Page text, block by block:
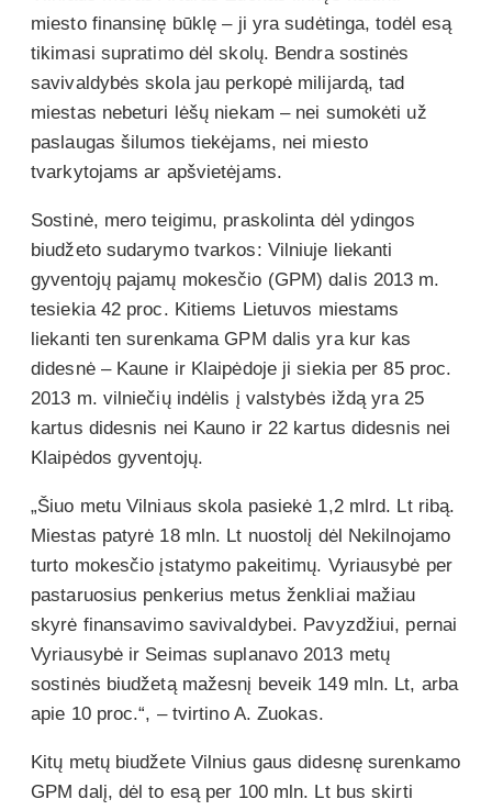
miesto finansinę būklę – ji yra sudėtinga, todėl esą
tikimasi supratimo dėl skolų. Bendra sostinės
savivaldybės skola jau perkopė milijardą, tad
miestas nebeturi lėšų niekam – nei sumokėti už
paslaugas šilumos tiekėjams, nei miesto
tvarkytojams ar apšvietėjams.
Sostinė, mero teigimu, praskolinta dėl ydingos
biudžeto sudarymo tvarkos: Vilniuje liekanti
gyventojų pajamų mokesčio (GPM) dalis 2013 m.
tesiekia 42 proc. Kitiems Lietuvos miestams
liekanti ten surenkama GPM dalis yra kur kas
didesnė – Kaune ir Klaipėdoje ji siekia per 85 proc.
2013 m. vilniečių indėlis į valstybės iždą yra 25
kartus didesnis nei Kauno ir 22 kartus didesnis nei
Klaipėdos gyventojų.
„Šiuo metu Vilniaus skola pasiekė 1,2 mlrd. Lt ribą.
Miestas patyrė 18 mln. Lt nuostolį dėl Nekilnojamo
turto mokesčio įstatymo pakeitimų. Vyriausybė per
pastaruosius penkerius metus ženkliai mažiau
skyrė finansavimo savivaldybei. Pavyzdžiui, pernai
Vyriausybė ir Seimas suplanavo 2013 metų
sostinės biudžetą mažesnį beveik 149 mln. Lt, arba
apie 10 proc.“, – tvirtino A. Zuokas.
Kitų metų biudžete Vilnius gaus didesnę surenkamo
GPM dalį, dėl to esą per 100 mln. Lt bus skirti